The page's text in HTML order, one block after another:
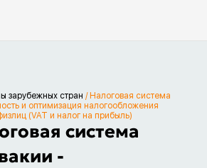
зарубежных стран / Налоговая система
и оптимизация налогообложения
(VAT и налог на прибыль)
система
-